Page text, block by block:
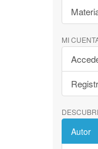
MI
Autor